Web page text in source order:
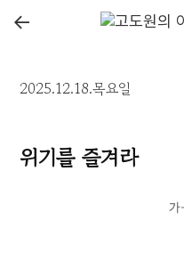
←
2025.12.18.목요일
위기를 즐겨라